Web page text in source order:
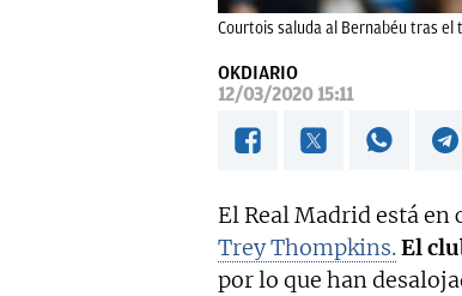
Courtois saluda al Bernabéu tras el
OKDIARIO
12/03/2020 15:11
El Real Madrid está en
Trey Thompkins.El
por lo que han